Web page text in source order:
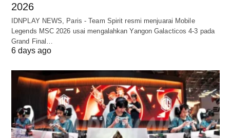
2026
IDNPLAY NEWS, Paris - Team Spirit resmi menjuarai Mobile
Legends MSC 2026 usai mengalahkan Yangon Galacticos 4-3 pada
Grand Final…
6 days ago